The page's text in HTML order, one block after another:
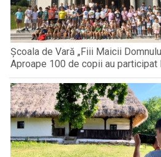
Școala de Vară „Fiii Maicii
Aproape 100 de copii au